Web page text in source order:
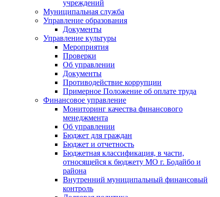
учреждений
Муниципальная служба
Управление образования
Документы
Управление культуры
Мероприятия
Проверки
Об управлении
Документы
Противодействие коррупции
Примерное Положение об оплате труда
Финансовое управление
Мониторинг качества финансового
менеджмента
Об управлении
Бюджет для граждан
Бюджет и отчетность
Бюджетная классификация, в части,
относящейся к бюджету МО г. Бодайбо и
района
Внутренний муниципальный финансовый
контроль